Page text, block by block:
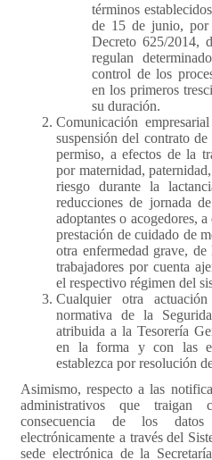
términos
de 15 de junio, por
Decreto 625/2014,
regulan
control de los
en los primeros
su duración.
Comunicación
suspensión del contrato de
permiso, a efectos de la
por maternidad,
riesgo durante la
reducciones de jornada
adoptantes o acogedores,
prestación de cuidado de
otra enfermedad grave, de
trabajadores por cuenta
el respectivo régimen del
Cualquier otra
normativa de la
atribuida a la Tesorería
en la forma y con las
establezca por resolución
Asimismo, respecto a las
administrativos que traigan
consecuencia de los datos
electrónicamente a través del
sede electrónica de la